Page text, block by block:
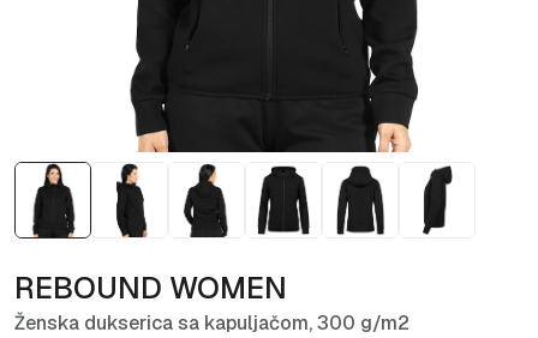
REBOUND WOMEN
Ženska dukserica sa kapuljačom, 300 g/m2